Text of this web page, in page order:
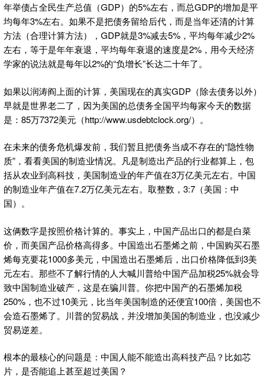
年举债占全民生产总值（GDP）的5%左右，而总GDP的增加是平
均每年3%左右。如果不是把债务留给后代，而是当年还清的计算
方法（合理计算方法），GDP就是3%减去5%，平均每年减少2%
左右，等于是年年衰退，平均每年衰退的速度是2%，用今天经济
学家的说法就是每年以2%的“负增长”长达二十年了。
如果以润涛阎上面的计算，美国现在的真实GDP（除去债务以外）
早就是世界老二了，因为美国的总债务全国平均每家今天的数据
是：85万7372美元（http://www.usdebtclock.org/）。
在未来的债务危机爆发前，我们暂且把债务当成不存在的“隐性物
质”，看看美国的制造业情况。凡是制造出产品的行业都算上，包
括从农业到高科技，美国制造业的年产值在3万亿美元左右。中国
的制造业年产值在7.2万亿美元左右。取整数，3:7（美国：中
国）。
这俩数字是按照价格计算的。事实上，中国产品出口的都是白菜
价，而美国产品价格高得多。中国造出石墨烯之前，中国购买石墨
烯每克要花1000多美元，中国造出石墨烯后，出口价格降低到3美
元左右。那些不了解行情的人大喊川普给中国产品加税25%就会导
致中国制造业破产，这是在骗川普。你把中国产的石墨烯加税
250%，也不过10美元，比当年美国制造的还便宜100倍，美国也不
会造石墨烯了。川普的贸易战，并没增加美国的制造业，也没减少
贸易逆差。
根本的最核心的问题是：中国人能不能造出高科技产品？比如芯
片，是否能追上甚至超过美国？